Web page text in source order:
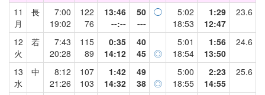
11
月
長
7:00
19:02
122
76
13:46
--:--
50
---
◯
5:02
18:53
1:29
12:47
23.6
12
火
若
7:43
20:28
115
89
0:35
14:12
40
45
◎
5:01
18:54
1:56
13:50
24.6
13
水
中
8:12
21:26
107
103
1:42
14:32
49
38
◎
5:00
18:55
2:23
14:55
25.6